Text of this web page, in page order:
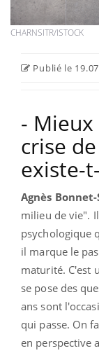
CHARNSITR/ISTOCK
Publié le
- Mieux
crise
existe-
Agnès
milieu de vie".
psychologique
il marque le
maturité. C'est
se pose des
ans sont
qui passe. On
en perspective